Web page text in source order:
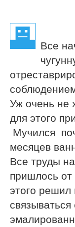
Все
Уж очень не
для этого
Мучился
месяцев
Все труды
пришлось
этого решил